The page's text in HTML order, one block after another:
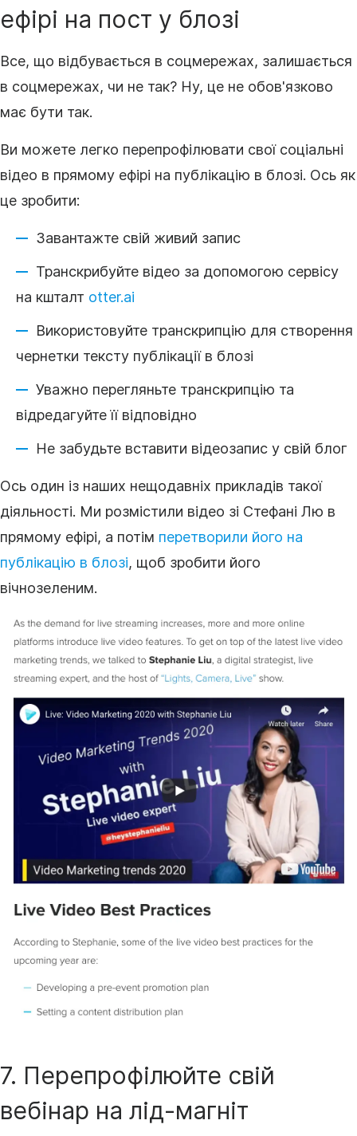
ефірі на пост у блозі
Все, що відбувається в соцмережах, залишається
в соцмережах, чи не так? Ну, це не обов'язково
має бути так.
Ви можете легко перепрофілювати свої соціальні
відео в прямому ефірі на публікацію в блозі. Ось як
це зробити:
Завантажте свій живий запис
Транскрибуйте відео за допомогою сервісу
на кшталт otter.ai
Використовуйте транскрипцію для створення
чернетки тексту публікації в блозі
Уважно перегляньте транскрипцію та
відредагуйте її відповідно
Не забудьте вставити відеозапис у свій блог
Ось один із наших нещодавніх прикладів такої
діяльності. Ми розмістили відео зі Стефані Лю в
прямому ефірі, а потім перетворили його на
публікацію в блозі, щоб зробити його
вічнозеленим.
7. Перепрофілюйте свій
вебінар на лід-магніт